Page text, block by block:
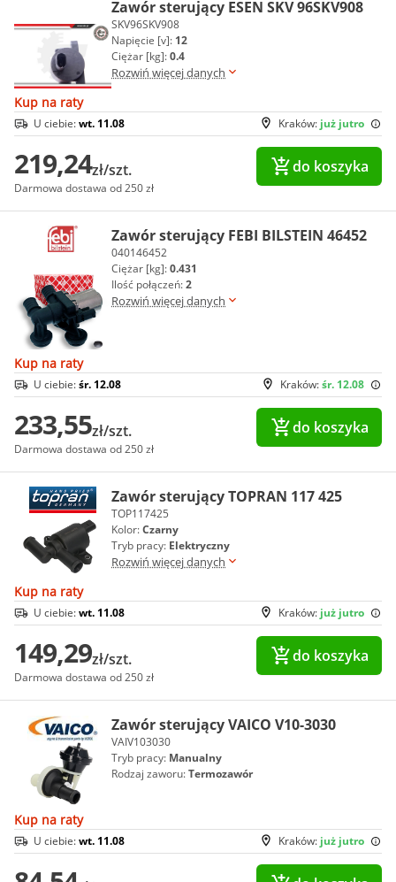
Zawór sterujący ESEN SKV 96SKV908
SKV96SKV908
Napięcie [v]: 12
Ciężar [kg]:0.4
Rozwiń więcej danych
Kup na raty
Kraków: już jutro
U ciebie:wt. 11.08
219,24zł/szt.
Darmowa dostawa od 250 zł
do koszyka
Zawór sterujący FEBI BILSTEIN 46452
040146452
Ciężar [kg]:0.431
Ilość połączeń:2
Rozwiń więcej danych
Kup na raty
Kraków:śr. 12.08
U ciebie:śr. 12.08
233,55zł/szt.
Darmowa dostawa od 250 zł
do koszyka
Zawór sterujący TOPRAN 117 425
TOP117425
Kolor:Czarny
Tryb pracy: Elektryczny
Rozwiń więcej danych
Kup na raty
Kraków: już jutro
U ciebie:wt. 11.08
149,29zł/szt.
Darmowa dostawa od 250 zł
do koszyka
Zawór sterujący VAICO V10-3030
VAIV103030
Tryb pracy: Manualny
Rodzaj zaworu:Termozawór
Kup na raty
Kraków: już jutro
U ciebie:wt. 11.08